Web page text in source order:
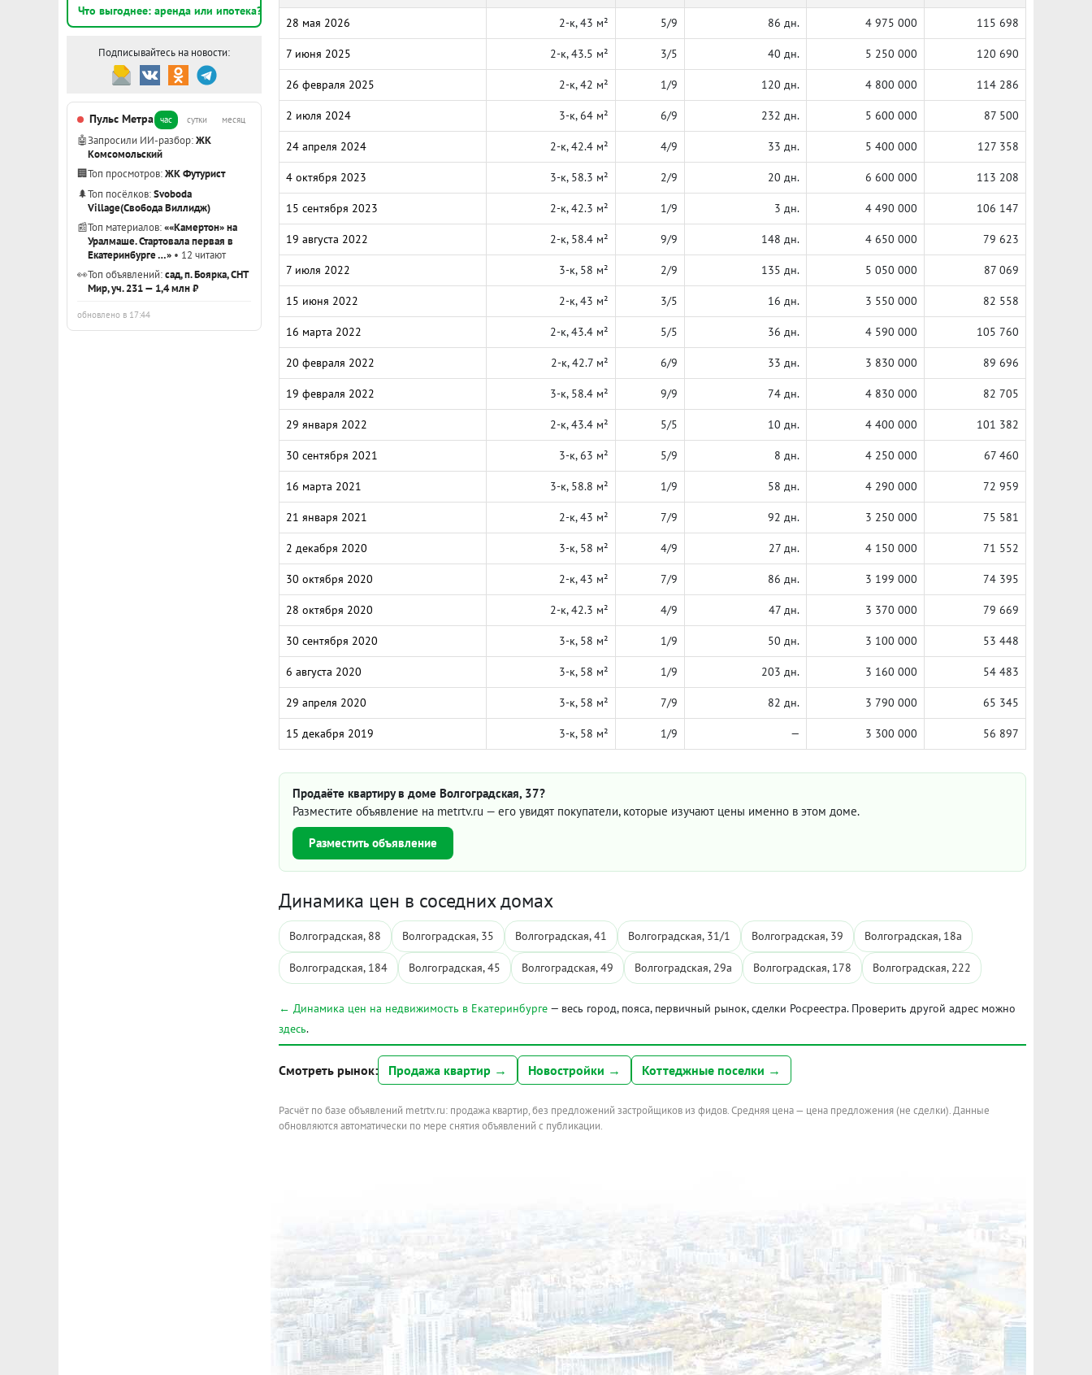
Что выгоднее: аренда или ипотека?
Подписывайтесь на новости:
Пульс Метра час сутки месяц
🤖Запросили ИИ-разбор:ЖК
Комсомольский
🏢Топ просмотров:ЖК Футурист
🌲Топ посёлков:Svoboda
Village(Свобода Виллидж)
📰Топ материалов:««Камертон» на
Уралмаше. Стартовала первая в
Екатеринбурге …» • 12 читают
👀Топ объявлений:сад, п. Боярка, СНТ
Мир, уч. 231 — 1,4 млн ₽
обновлено в 17:44
28 мая 2026 2-к, 43 м² 5/9 86 дн. 4 975 000 115 698
7 июня 2025 2-к, 43.5 м² 3/5 40 дн. 5 250 000 120 690
26 февраля 2025 2-к, 42 м² 1/9 120 дн. 4 800 000 114 286
2 июля 2024 3-к, 64 м² 6/9 232 дн. 5 600 000 87 500
24 апреля 2024 2-к, 42.4 м² 4/9 33 дн. 5 400 000 127 358
4 октября 2023 3-к, 58.3 м² 2/9 20 дн. 6 600 000 113 208
15 сентября 2023 2-к, 42.3 м² 1/9 3 дн. 4 490 000 106 147
19 августа 2022 2-к, 58.4 м² 9/9 148 дн. 4 650 000 79 623
7 июля 2022 3-к, 58 м² 2/9 135 дн. 5 050 000 87 069
15 июня 2022 2-к, 43 м² 3/5 16 дн. 3 550 000 82 558
16 марта 2022 2-к, 43.4 м² 5/5 36 дн. 4 590 000 105 760
20 февраля 2022 2-к, 42.7 м² 6/9 33 дн. 3 830 000 89 696
19 февраля 2022 3-к, 58.4 м² 9/9 74 дн. 4 830 000 82 705
29 января 2022 2-к, 43.4 м² 5/5 10 дн. 4 400 000 101 382
30 сентября 2021 3-к, 63 м² 5/9 8 дн. 4 250 000 67 460
16 марта 2021 3-к, 58.8 м² 1/9 58 дн. 4 290 000 72 959
21 января 2021 2-к, 43 м² 7/9 92 дн. 3 250 000 75 581
2 декабря 2020 3-к, 58 м² 4/9 27 дн. 4 150 000 71 552
30 октября 2020 2-к, 43 м² 7/9 86 дн. 3 199 000 74 395
28 октября 2020 2-к, 42.3 м² 4/9 47 дн. 3 370 000 79 669
30 сентября 2020 3-к, 58 м² 1/9 50 дн. 3 100 000 53 448
6 августа 2020 3-к, 58 м² 1/9 203 дн. 3 160 000 54 483
29 апреля 2020 3-к, 58 м² 7/9 82 дн. 3 790 000 65 345
15 декабря 2019 3-к, 58 м² 1/9 — 3 300 000 56 897
Продаёте квартиру в доме Волгоградская, 37?
Разместите объявление на metrtv.ru — его увидят покупатели, которые изучают цены именно в этом доме.
Разместить объявление
Динамика цен в соседних домах
Волгоградская, 88 Волгоградская, 35 Волгоградская, 41 Волгоградская, 31/1 Волгоградская, 39 Волгоградская, 18а
Волгоградская, 184 Волгоградская, 45 Волгоградская, 49 Волгоградская, 29а Волгоградская, 178 Волгоградская, 222
← Динамика цен на недвижимость в Екатеринбурге — весь город, пояса, первичный рынок, сделки Росреестра. Проверить другой адрес можно
здесь.
Смотреть рынок: Продажа квартир → Новостройки → Коттеджные поселки →
Расчёт по базе объявлений metrtv.ru: продажа квартир, без предложений застройщиков из фидов. Средняя цена — цена предложения (не сделки). Данные
обновляются автоматически по мере снятия объявлений с публикации.